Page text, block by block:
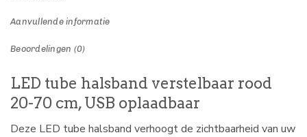
Aanvullende informatie
Beoordelingen (0)
LED tube halsband verstelbaar rood
20-70 cm, USB oplaadbaar
Deze LED tube halsband verhoogt de zichtbaarheid van uw